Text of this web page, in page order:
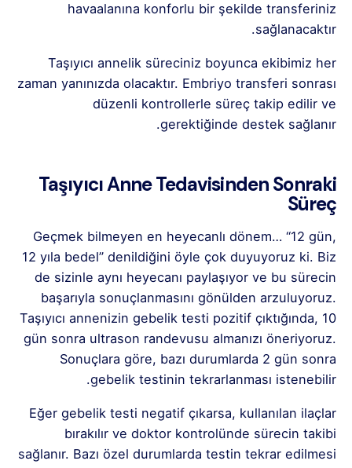
havaalanına konforlu bir şekilde transferiniz
sağlanacaktır.
Taşıyıcı annelik süreciniz boyunca ekibimiz her
zaman yanınızda olacaktır. Embriyo transferi sonrası
düzenli kontrollerle süreç takip edilir ve
gerektiğinde destek sağlanır.
Taşıyıcı Anne Tedavisinden Sonraki
Süreç
Geçmek bilmeyen en heyecanlı dönem… “12 gün,
12 yıla bedel” denildiğini öyle çok duyuyoruz ki. Biz
de sizinle aynı heyecanı paylaşıyor ve bu sürecin
başarıyla sonuçlanmasını gönülden arzuluyoruz.
Taşıyıcı annenizin gebelik testi pozitif çıktığında, 10
gün sonra ultrason randevusu almanızı öneriyoruz.
Sonuçlara göre, bazı durumlarda 2 gün sonra
gebelik testinin tekrarlanması istenebilir.
Eğer gebelik testi negatif çıkarsa, kullanılan ilaçlar
bırakılır ve doktor kontrolünde sürecin takibi
sağlanır. Bazı özel durumlarda testin tekrar edilmesi